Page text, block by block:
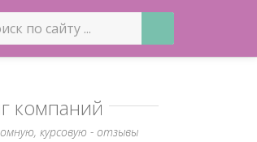
компаний
курсовую - отзывы